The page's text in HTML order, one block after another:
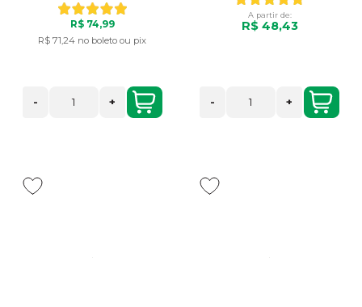
R$ 74,99
R$ 71,24 no boleto ou pix
- +
A partir de:
R$ 48,43
- +